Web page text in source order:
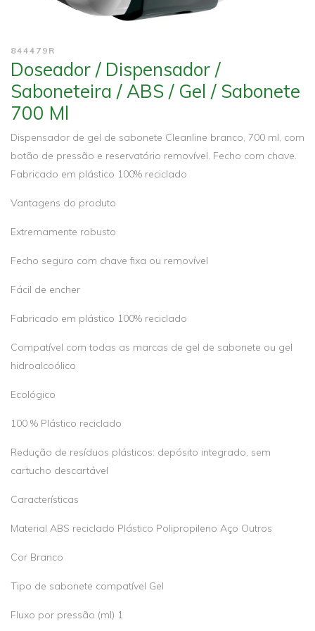
844479R
Doseador / Dispensador /
Saboneteira / ABS / Gel / Sabonete
700 Ml
Dispensador de gel de sabonete Cleanline branco, 700 ml, com
botão de pressão e reservatório removível. Fecho com chave.
Fabricado em plástico 100% reciclado
Vantagens do produto
Extremamente robusto
Fecho seguro com chave fixa ou removível
Fácil de encher
Fabricado em plástico 100% reciclado
Compatível com todas as marcas de gel de sabonete ou gel
hidroalcoólico
Ecológico
100 % Plástico reciclado
Redução de resíduos plásticos: depósito integrado, sem
cartucho descartável
Características
Material ABS reciclado Plástico Polipropileno Aço Outros
Cor Branco
Tipo de sabonete compatível Gel
Fluxo por pressão (ml) 1